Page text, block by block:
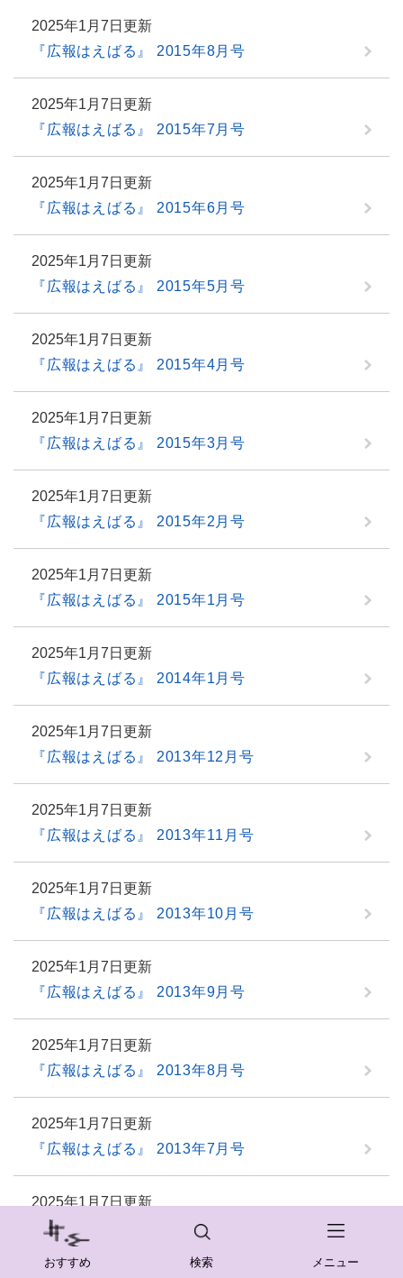
おすすめ 検索 メニュー
2025年1月7日更新
『広報はえばる』 2015年8月号
2025年1月7日更新
『広報はえばる』 2015年7月号
2025年1月7日更新
『広報はえばる』 2015年6月号
2025年1月7日更新
『広報はえばる』 2015年5月号
2025年1月7日更新
『広報はえばる』 2015年4月号
2025年1月7日更新
『広報はえばる』 2015年3月号
2025年1月7日更新
『広報はえばる』 2015年2月号
2025年1月7日更新
『広報はえばる』 2015年1月号
2025年1月7日更新
『広報はえばる』 2014年1月号
2025年1月7日更新
『広報はえばる』 2013年12月号
2025年1月7日更新
『広報はえばる』 2013年11月号
2025年1月7日更新
『広報はえばる』 2013年10月号
2025年1月7日更新
『広報はえばる』 2013年9月号
2025年1月7日更新
『広報はえばる』 2013年8月号
2025年1月7日更新
『広報はえばる』 2013年7月号
2025年1月7日更新
『広報はえばる』 2013年6月号